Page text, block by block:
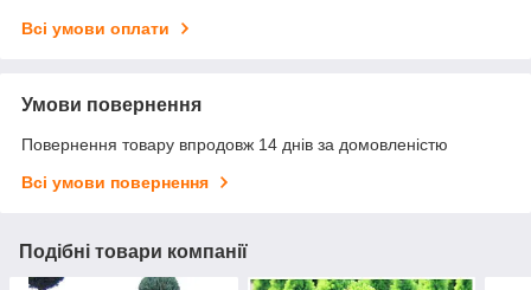
Всі умови оплати
Умови повернення
Повернення товару впродовж 14 днів за домовленістю
Всі умови повернення
Подібні товари компанії